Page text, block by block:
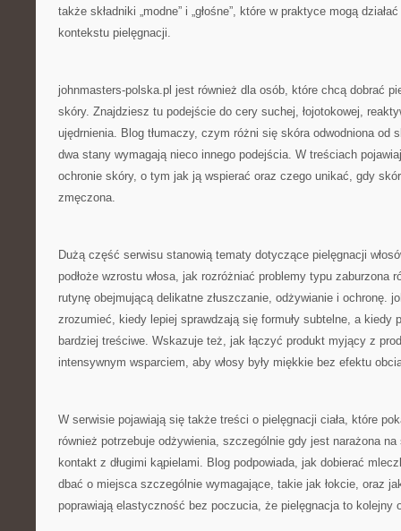
także składniki „modne” i „głośne”, które w praktyce mogą
kontekstu pielęgnacji.
johnmasters-polska.pl jest również dla osób, które chcą dobrać
skóry. Znajdziesz tu podejście do cery suchej, łojotokowej,
ujędrnienia. Blog tłumaczy, czym różni się skóra odwodniona od
dwa stany wymagają nieco innego podejścia. W treściach
ochronie skóry, o tym jak ją wspierać oraz czego unikać, gdy
zmęczona.
Dużą część serwisu stanowią tematy dotyczące pielęgnacji
podłoże wzrostu włosa, jak rozróżniać problemy typu zaburzona
rutynę obejmującą delikatne złuszczanie, odżywianie i ochronę.
zrozumieć, kiedy lepiej sprawdzają się formuły subtelne, a kiedy
bardziej treściwe. Wskazuje też, jak łączyć produkt myjący z
intensywnym wsparciem, aby włosy były miękkie bez efektu
W serwisie pojawiają się także treści o pielęgnacji ciała, które
również potrzebuje odżywienia, szczególnie gdy jest narażona
kontakt z długimi kąpielami. Blog podpowiada, jak dobierać
dbać o miejsca szczególnie wymagające, takie jak łokcie, oraz
poprawiają elastyczność bez poczucia, że pielęgnacja to kolejny